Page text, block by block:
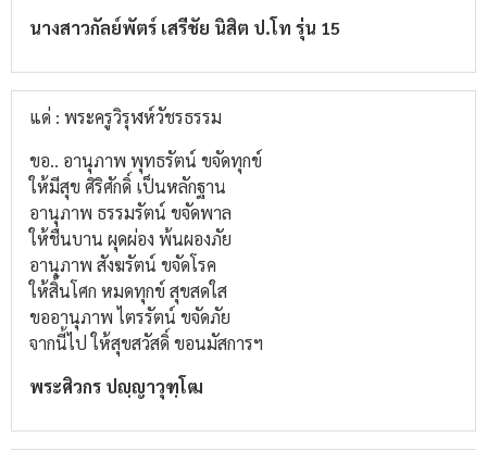
นางสาวกัลย์พัตร์ เสรีชัย นิสิต ป.โท รุ่น 15
แด่ : พระครูวิรุฬห์วัชรธรรม
ขอ.. อานุภาพ พุทธรัตน์ ขจัดทุกข์
ให้มีสุข ศิริศักดิ์ เป็นหลักฐาน
อานุภาพ ธรรมรัตน์ ขจัดพาล
ให้ชื่นบาน ผุดผ่อง พ้นผองภัย
อานุภาพ สังฆรัตน์ ขจัดโรค
ให้สิ้นโศก หมดทุกข์ สุขสดใส
ขออานุภาพ ไตรรัตน์ ขจัดภัย
จากนี้ไป ให้สุขสวัสดิ์ ขอนมัสการฯ
พระศิวกร ปญฺญาวุฑฺโฒ